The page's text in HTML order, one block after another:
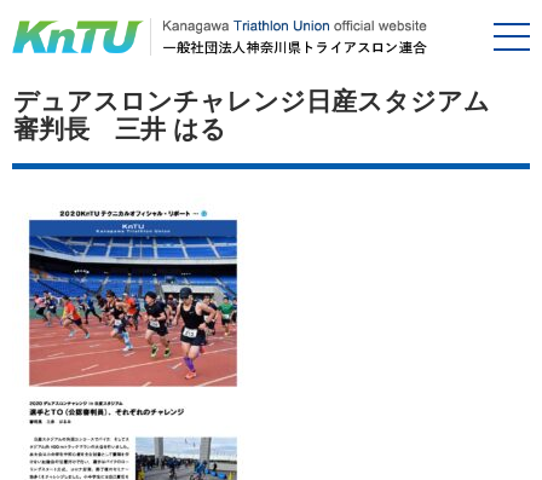
デュアスロンチャレンジ日産スタジアム
審判長 三井 はる